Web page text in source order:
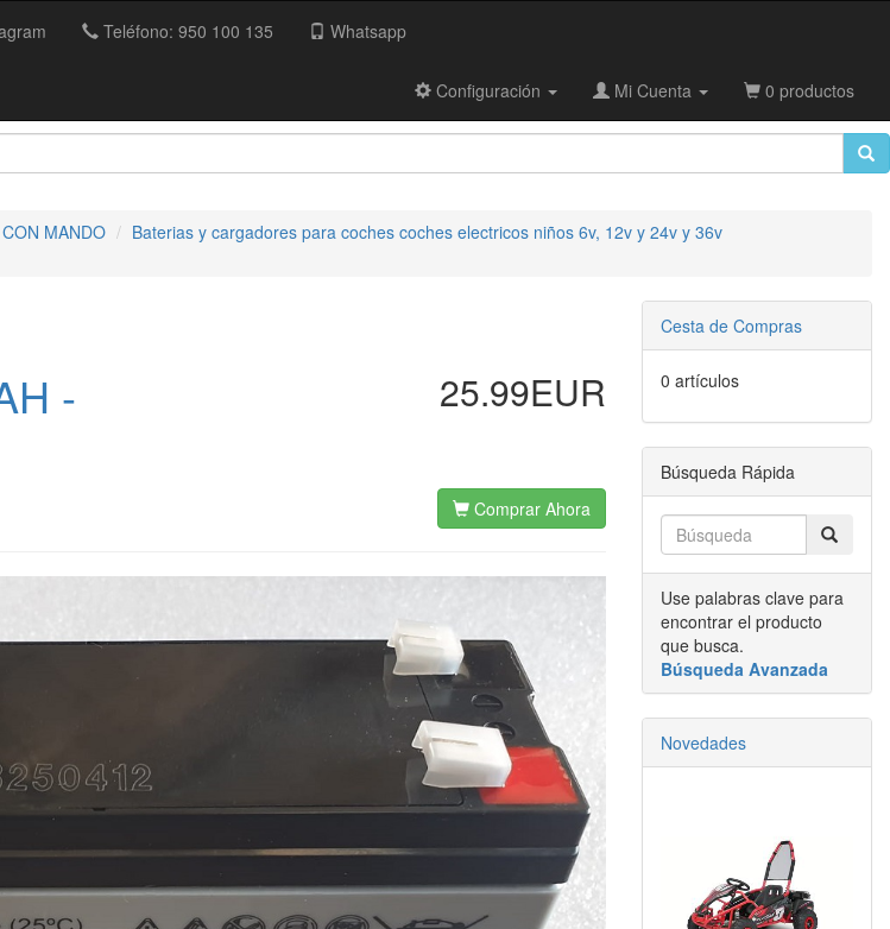
Teléfono: 950 100 135 Whatsapp
Configuración Mi Cuenta 0 productos
MANDO
Baterias y cargadores para coches coches electricos niños 6v, 12v y 24v y 36v
- 25.99EUR
Comprar Ahora
Cesta de Compras
0 artículos
Búsqueda Rápida
Use palabras clave para
encontrar el producto
que busca.
Búsqueda Avanzada
Novedades